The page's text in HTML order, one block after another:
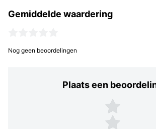
Gemiddelde waardering
Nog geen beoordelingen
Plaats een
Plaats een
5 sterren
4 sterren